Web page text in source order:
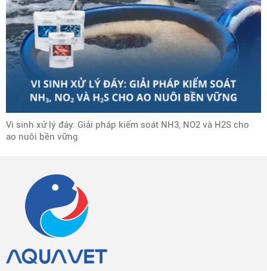
Vi sinh xử lý đáy: Giải pháp kiểm soát NH3, NO2 và H2S cho
ao nuôi bền vững